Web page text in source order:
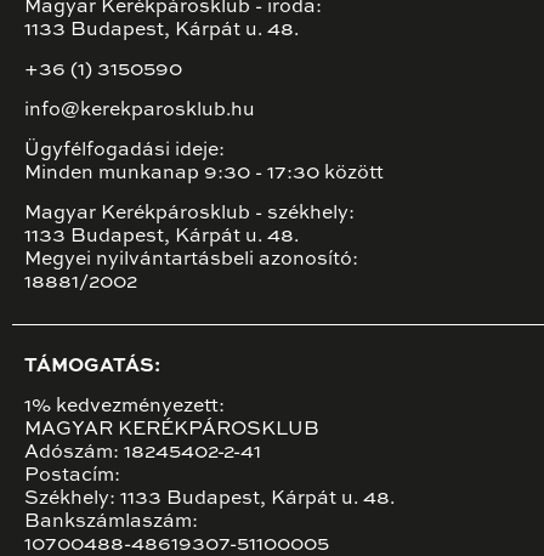
Magyar Kerékpárosklub - iroda:
1133 Budapest, Kárpát u. 48.
+36 (1) 3150590
info@kerekparosklub.hu
Ügyfélfogadási ideje:
Minden munkanap 9:30 - 17:30 között
Magyar Kerékpárosklub - székhely:
1133 Budapest, Kárpát u. 48.
Megyei nyilvántartásbeli azonosító:
18881/2002
TÁMOGATÁS:
1% kedvezményezett:
MAGYAR KERÉKPÁROSKLUB
Adószám: 18245402-2-41
Postacím:
Székhely: 1133 Budapest, Kárpát u. 48.
Bankszámlaszám:
10700488-48619307-51100005